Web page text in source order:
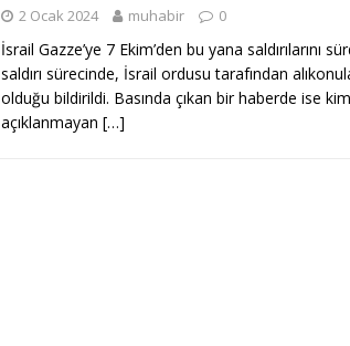
2 Ocak 2024 muhabir 0
İsrail Gazze’ye 7 Ekim’den bu yana saldırılarını
saldırı sürecinde, İsrail ordusu tarafından
olduğu bildirildi. Basında çıkan bir haberde ise
açıklanmayan […]